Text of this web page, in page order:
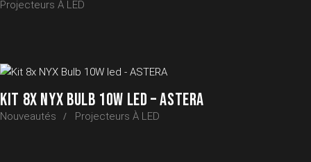
Projecteurs À LED
KIT 8X NYX BULB 10W LED – ASTERA
Nouveautés Projecteurs À LED